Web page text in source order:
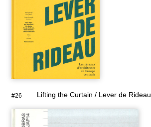
#26 Lifting the Curtain / Lever de Rideau